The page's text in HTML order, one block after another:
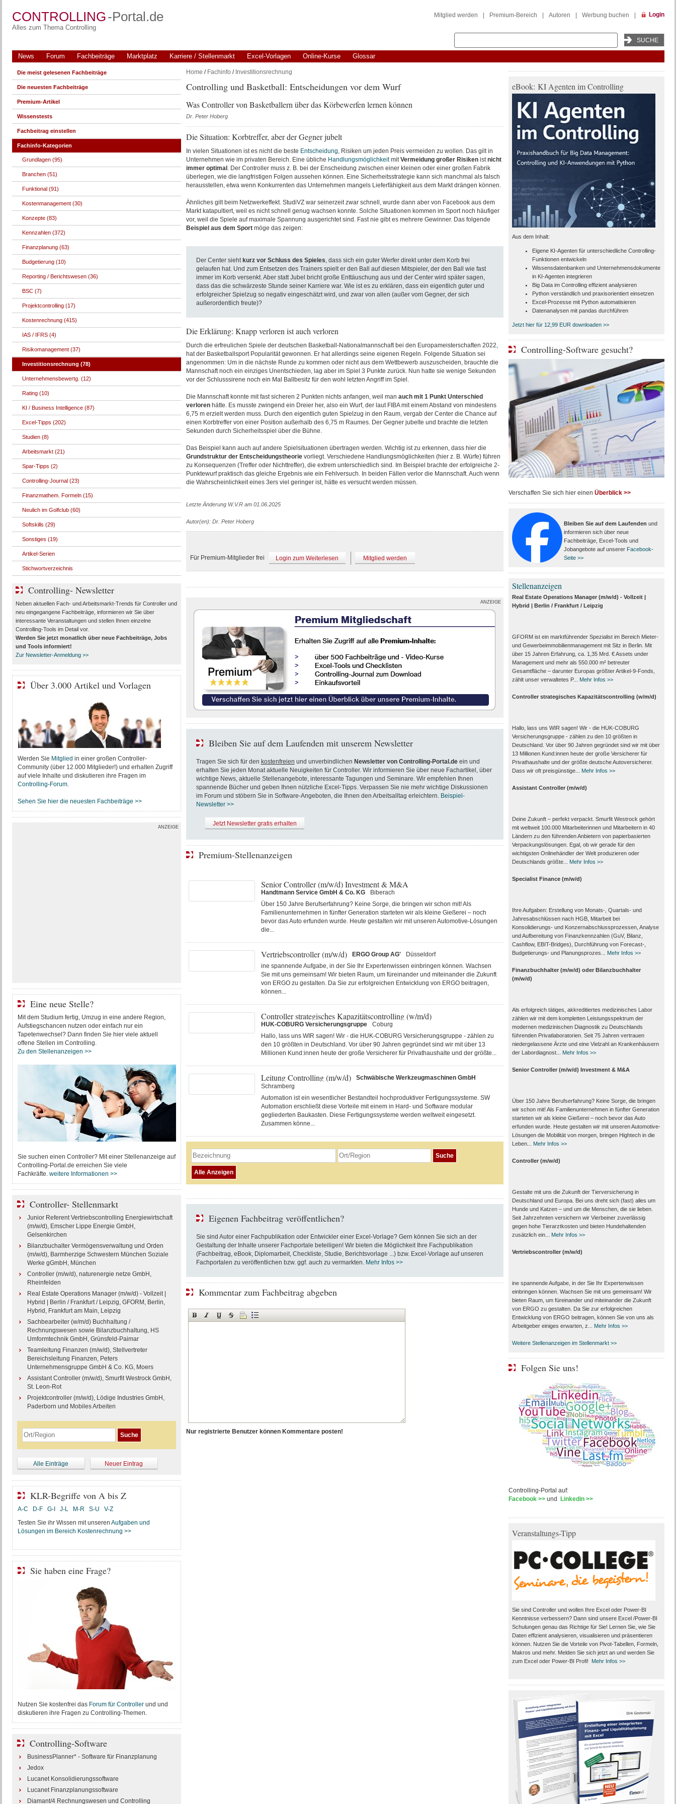
CONTROLLING-Portal.de
Alles zum Thema Controlling
Mitglied werden Premium-Bereich Autoren Werbung buchen Login
News Forum Fachbeiträge Marktplatz Karriere / Stellenmarkt Excel-Vorlagen Online-Kurse Glossar
Home / Fachinfo / Investitionsrechnung
Controlling und Basketball: Entscheidungen vor dem Wurf
Was Controller von Basketballern über das Körbewerfen lernen können
Dr. Peter Hoberg
Die Situation: Korbtreffer, aber der Gegner jubelt
In vielen Situationen ist es nicht die beste Entscheidung, Risiken um jeden Preis vermeiden zu wollen. Das gilt in
Unternehmen wie im privaten Bereich. Eine übliche HandlungsmöglichkeitmitVermeidung großer Risikenistnicht
immer optimal . Der Controller muss z. B. bei der Enscheidung zwischen einer kleinen oder einer großen Fabrik
überlegen, wie die langfristigen Folgen aussehen können. Eine Sicherheitsstrategie kann sich manchmal als falsch
herausstellen, etwa wenn Konkurrenten das Unternehmen mangels Lieferfähigkeit aus dem Markt drängen können.
Ähnliches gilt beim Netzwerkeffekt. StudiVZ war seinerzeit zwar schnell, wurde dann aber von Facebook aus dem
Markt katapultiert, weil es nicht schnell genug wachsen konnte. Solche Situationen kommen im Sport noch häufiger
vor, weil die Spiele auf maximale Spannung ausgerichtet sind. Fast nie gibt es mehrere Gewinner. Das folgende
Beispiel aus dem Sportmöge das zeigen:
Der Center sieht kurz vor Schluss des Spieles, dass sich ein guter Werfer direkt unter dem Korb frei
gelaufen hat. Und zum Entsetzen des Trainers spielt er den Ball auf diesen Mitspieler, der den Ball wie fast
immer im Korb versenkt. Aber statt Jubel bricht große Enttäuschung aus und der Center wird später sagen,
dass das die schwärzeste Stunde seiner Karriere war. Wie ist es zu erklären, dass ein eigentlich guter und
erfolgreicher Spielzug so negativ eingeschätzt wird, und zwar von allen (außer vom Gegner, der sich
außerordentlich freute)?
Die Erklärung: Knapp verloren ist auch verloren
Durch die erfreulichen Spiele der deutschen Basketball-Nationalmannschaft bei den Europameisterschaften 2022,
hat der Basketballsport Popularität gewonnen. Er hat allerdings seine eigenen Regeln. Folgende Situation sei
angenommen: Um in die nächste Runde zu kommen oder nicht aus dem Wettbewerb auszuscheiden, brauchte die
Mannschaft noch ein einziges Unentschieden, lag aber im Spiel 3 Punkte zurück. Nun hatte sie wenige Sekunden
vor der Schlusssirene noch ein Mal Ballbesitz für den wohl letzten Angriff im Spiel.
Die Mannschaft konnte mit fast sicheren 2 Punkten nichts anfangen, weil man auch mit 1 Punkt Unterschied
verlorenhätte. Es musste zwingend ein Dreier her, also ein Wurf, der laut FIBA mit einem Abstand von mindestens
6,75 m erzielt werden muss. Durch den eigentlich guten Spielzug in den Raum, vergab der Center die Chance auf
einen Korbtreffer von einer Position außerhalb des 6,75 m Raumes. Der Gegner jubelte und brachte die letzten
Sekunden durch Sicherheitsspiel über die Bühne.
Das Beispiel kann auch auf andere Spielsituationen übertragen werden. Wichtig ist zu erkennen, dass hier die
Grundstruktur der Entscheidungstheorievorliegt. Verschiedene Handlungsmöglichkeiten (hier z. B. Würfe) führen
zu Konsequenzen (Treffer oder Nichttreffer), die extrem unterschiedlich sind. Im Beispiel brachte der erfolgreiche 2-
Punktewurf praktisch das gleiche Ergebnis wie ein Fehlversuch. In beiden Fällen verlor die Mannschaft. Auch wenn
die Wahrscheinlichkeit eines 3ers viel geringer ist, hätte es versucht werden müssen.
Letzte Änderung W.V.R am 01.06.2025
Autor(en): Dr. Peter Hoberg
Für Premium-Mitglieder frei Login zum Weiterlesen Mitglied werden
ANZEIGE
Bleiben Sie auf dem Laufenden mit unserem Newsletter
Tragen Sie sich für den kostenfreien und unverbindlichen Newsletter von Controlling-Portal.deein und
erhalten Sie jeden Monat aktuelle Neuigkeiten für Controller. Wir informieren Sie über neue Fachartikel, über
wichtige News, aktuelle Stellenangebote, interessante Tagungen und Seminare. Wir empfehlen Ihnen
spannende Bücher und geben Ihnen nützliche Excel-Tipps. Verpassen Sie nie mehr wichtige Diskussionen
im Forum und stöbern Sie in Software-Angeboten, die Ihnen den Arbeitsalltag erleichtern. Beispiel-
Newsletter >>
Jetzt Newsletter gratis erhalten
Premium-Stellenanzeigen
Senior Controller (m/w/d) Investment & M&A
Handtmann Service GmbH & Co. KG
Biberach
Über 150 Jahre Berufserfahrung? Keine Sorge, die bringen wir schon mit! Als
Familienunternehmen in fünfter Generation starteten wir als kleine Gießerei – noch
bevor das Auto erfunden wurde. Heute gestalten wir mit unseren Automotive-Lösungen
die...
Vertriebscontroller (m/w/d) ERGO Group AG'
Düsseldorf
ine spannende Aufgabe, in der Sie Ihr Expertenwissen einbringen können. Wachsen
Sie mit uns gemeinsam! Wir bieten Raum, um füreinander und miteinander die Zukunft
von ERGO zu gestalten. Da Sie zur erfolgreichen Entwicklung von ERGO beitragen,
können...
Controller strategisches Kapazitätscontrolling (w/m/d)
HUK-COBURG Versicherungsgruppe
Coburg
Hallo, lass uns WIR sagen! Wir - die HUK-COBURG Versicherungsgruppe - zählen zu
den 10 größten in Deutschland. Vor über 90 Jahren gegründet sind wir mit über 13
Millionen Kund:innen heute der große Versicherer für Privathaushalte und der größte...
Leitung Controlling (m/w/d)
Schwäbische Werkzeugmaschinen GmbH
Schramberg
Automation ist ein wesentlicher Bestandteil hochproduktiver Fertigungssysteme. SW
Automation erschließt diese Vorteile mit einem in Hard- und Software modular
gegliederten Baukasten. Diese Fertigungs­systeme werden weltweit eingesetzt.
Zusammen könne...
Eigenen Fachbeitrag veröffentlichen?
Sie sind Autor einer Fachpublikation oder Entwickler einer Excel-Vorlage? Gern können Sie sich an der
Gestaltung der Inhalte unserer Fachportale beteiligen! Wir bieten die Möglichkeit Ihre Fachpublikation
(Fachbeitrag, eBook, Diplomarbeit, Checkliste, Studie, Berichtsvorlage ...) bzw. Excel-Vorlage auf unseren
Fachportalen zu veröffentlichen bzw. ggf. auch zu vermarkten. Mehr Infos >>
Kommentar zum Fachbeitrag abgeben
Nur registrierte Benutzer können Kommentare posten!
Die meist gelesenen Fachbeiträge
Die neuesten Fachbeiträge
Premium-Artikel
Wissenstests
Fachbeitrag einstellen
Fachinfo-Kategorien
Grundlagen (95)
Branchen (51)
Funktional (91)
Kostenmanagement (30)
Konzepte (83)
Kennzahlen (372)
Finanzplanung (63)
Budgetierung (10)
Reporting / Berichtswesen (36)
BSC (7)
Projektcontrolling (17)
Kostenrechnung (415)
IAS / IFRS (4)
Risikomanagement (37)
Investitionsrechnung (78)
Unternehmensbewertg. (12)
Rating (10)
KI / Business Intelligence (87)
Excel-Tipps (202)
Studien (8)
Arbeitsmarkt (21)
Spar-Tipps (2)
Controlling-Journal (23)
Finanzmathem. Formeln (15)
Neulich im Golfclub (60)
Softskills (29)
Sonstiges (19)
Artikel-Serien
Stichwortverzeichnis
Controlling- Newsletter
Neben aktuellen Fach- und Arbeitsmarkt-Trends für Controller und
neu eingegangene Fachbeiträge, informieren wir Sie über
interessante Veranstaltungen und stellen Ihnen einzelne
Controlling-Tools im Detail vor.
Werden Sie jetzt monatlich über neue Fachbeiträge, Jobs
und Toolsinformiert!
Zur Newsletter-Anmeldung >>
Über 3.000 Artikel und Vorlagen
Werden Sie Mitglied in einer großen Controller-
Community (über 12.000 Mitglieder!) und erhalten Zugriff
auf viele Inhalte und diskutieren ihre Fragen im
Controlling-Forum.
Sehen Sie hier die neuesten Fachbeiträge >>
ANZEIGE
Eine neue Stelle?
Mit dem Studium fertig, Umzug in eine andere Region,
Aufstiegschancen nutzen oder einfach nur ein
Tapetenwechsel? Dann finden Sie hier viele aktuell
offene Stellen im Controlling.
Zu den Stellenanzeigen >>
Sie suchen einen Controller? Mit einer Stellenanzeige auf
Controlling-Portal.de erreichen Sie viele
Fachkräfte. weitere Informationen >>
Controller- Stellenmarkt
Junior Referent Vertriebscontrolling Energiewirtschaft
(m/w/d), Emscher Lippe Energie GmbH,
Gelsenkirchen
Bilanzbuchalter Vermögensverwaltung und Orden
(m/w/d), Barmherzige Schwestern München Soziale
Werke gGmbH, München
Controller (m/w/d), naturenergie netze GmbH,
Rheinfelden
Real Estate Operations Manager (m/w/d) - Vollzeit |
Hybrid | Berlin / Frankfurt / Leipzig, GFORM, Berlin,
Hybrid, Frankfurt am Main, Leipzig
Sachbearbeiter (w/m/d) Buchhaltung /
Rechnungswesen sowie Bilanzbuchhaltung, HS
Umformtechnik GmbH, Grünsfeld-Paimar
Teamleitung Finanzen (m/w/d), Stellvertreter
Bereichsleitung Finanzen, Peters
Unternehmensgruppe GmbH & Co. KG, Moers
Assistant Controller (m/w/d), Smurfit Westrock GmbH,
St. Leon-Rot
Projektcontroller (m/w/d), Lödige Industries GmbH,
Paderborn und Mobiles Arbeiten
Alle Einträge Neuer Eintrag
KLR-Begriffe von A bis Z
A-C D-F G-I J-L M-R S-U
V-Z
Testen Sie ihr Wissen mit unseren Aufgaben und
Lösungen im Bereich Kostenrechnung >>
Sie haben eine Frage?
Nutzen Sie kostenfrei das Forum für Controllerund und
diskutieren ihre Fragen zu Controlling-Themen.
Controlling-Software
BusinessPlanner* - Software für Finanzplanung
Jedox
Lucanet Konsolidierungssoftware
Lucanet Finanzplanungssoftware
Diamant/4 Rechnungswesen und Controlling
eBook: KI Agenten im Controlling
Aus dem Inhalt:
Eigene KI-Agenten für unterschiedliche Controlling-
Funktionen entwickeln
Wissensdatenbanken und Unternehmensdokumente
in KI-Agenten integrieren
Big Data im Controlling effizient analysieren
Python verständlich und praxisorientiert einsetzen
Excel-Prozesse mit Python automatisieren
Datenanalysen mit pandas durchführen
Jetzt hier für 12,99 EUR downloaden >>
Controlling-Software gesucht?
Verschaffen Sie sich hier einen Überblick >>
Bleiben Sie auf dem Laufenden und
informieren sich über neue
Fachbeiträge, Excel-Tools und
Jobangebote auf unserer Facebook-
Seite >>
Stellenanzeigen
Real Estate Operations Manager (m/w/d) - Vollzeit |
Hybrid | Berlin / Frankfurt / Leipzig
GFORM ist ein marktführender Spezialist im Bereich Mieter-
und Gewerbeimmobilienmanagement mit Sitz in Berlin. Mit
über 15 Jahren Erfahrung, ca. 1,35 Mrd. € Assets under
Management und mehr als 550.000 m² betreuter
Gesamtfläche – darunter Europas größter Artikel-9-Fonds,
zählt unser verwaltetes P...
Mehr Infos >>
Controller strategisches Kapazitätscontrolling (w/m/d)
Hallo, lass uns WIR sagen! Wir - die HUK-COBURG
Versicherungsgruppe - zählen zu den 10 größten in
Deutschland. Vor über 90 Jahren gegründet sind wir mit über
13 Millionen Kund:innen heute der große Versicherer für
Privathaushalte und der größte deutsche Autoversicherer.
Dass wir oft preisgünstige...
Mehr Infos >>
Assistant Controller (m/w/d)
Deine Zukunft – perfekt verpackt. Smurfit Westrock gehört
mit weltweit 100.000 Mitarbeiter­innen und Mitarbeitern in 40
Ländern zu den führenden Anbietern von papier­basierten
Verpackungs­lösungen. Egal, ob wir gerade für den
wichtigsten Onlinehändler der Welt produzieren oder
Deutschlands größte...
Mehr Infos >>
Specialist Finance (m/w/d)
Ihre Aufgaben: Erstellung von Monats‑, Quartals‑ und
Jahresabschlüssen nach HGB, Mitarbeit bei
Konsolidierungs‑ und Konzernabschlussprozessen, Analyse
und Aufbereitung von Finanzkennzahlen (GuV, Bilanz,
Cashflow, EBIT-Bridges), Durchführung von Forecast‑,
Budgetierungs‑ und Planungsprozes...
Mehr Infos >>
Finanzbuchhalter (m/w/d) oder Bilanzbuchhalter
(m/w/d)
Als erfolgreich tätiges, akkreditiertes medizinisches Labor
zählen wir mit dem kompletten Leistungs­spektrum der
modernen medizinischen Diagnostik zu Deutschlands
führenden Privat­laboratorien. Seit 75 Jahren vertrauen
nieder­gelassene Ärzte und eine Vielzahl an Kranken­häusern
der Labor­diagnost...
Mehr Infos >>
Senior Controller (m/w/d) Investment & M&A
Über 150 Jahre Berufserfahrung? Keine Sorge, die bringen
wir schon mit! Als Familienunternehmen in fünfter Generation
starteten wir als kleine Gießerei – noch bevor das Auto
erfunden wurde. Heute gestalten wir mit unseren Automotive-
Lösungen die Mobilität von morgen, bringen Hightech in die
Leben...
Mehr Infos >>
Controller (m/w/d)
Gestalte mit uns die Zukunft der Tierversicherung in
Deutschland und Europa. Bei uns dreht sich (fast) alles um
Hunde und Katzen – und um die Menschen, die sie lieben.
Seit Jahrzehnten versichern wir Vierbeiner zuverlässig
gegen hohe Tierarztkosten und bieten Hundehaltenden
zusätzlich ein...
Mehr Infos >>
Vertriebscontroller (m/w/d)
ine spannende Aufgabe, in der Sie Ihr Expertenwissen
einbringen können. Wachsen Sie mit uns gemeinsam! Wir
bieten Raum, um füreinander und miteinander die Zukunft
von ERGO zu gestalten. Da Sie zur erfolgreichen
Entwicklung von ERGO beitragen, können Sie von uns als
Arbeitgeber einiges erwarten, z...
Mehr Infos >>
Weitere Stellenanzeigen im Stellenmarkt >>
Folgen Sie uns!
Controlling-Portal auf:
Facebook >>und Linkedin >>
Veranstaltungs-Tipp
Sie sind Controller und wollen Ihre Excel oder Power-BI
Kenntnisse verbessern? Dann sind unsere Excel /Power-BI
Schulungen genau das Richtige für Sie! Lernen Sie, wie Sie
Daten effizient analysieren, visualisieren und präsentieren
können. Nutzen Sie die Vorteile von Pivot-Tabellen, Formeln,
Makros und mehr. Melden Sie sich jetzt an und werden Sie
zum Excel oder Power-BI Profi!
Mehr Infos >>